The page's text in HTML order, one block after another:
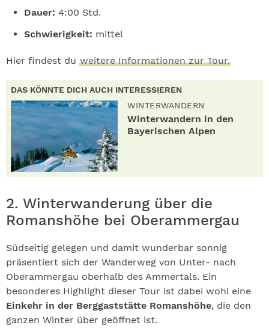
Dauer: 4:00 Std.
Schwierigkeit: mittel
Hier findest du weitere Informationen zur Tour.
DAS KÖNNTE DICH AUCH INTERESSIEREN
WINTERWANDERN
Winterwandern in den
Bayerischen Alpen
2. Winterwanderung über die
Romanshöhe bei Oberammergau
Südseitig gelegen und damit wunderbar sonnig
präsentiert sich der Wanderweg von Unter- nach
Oberammergau oberhalb des Ammertals. Ein
besonderes Highlight dieser Tour ist dabei wohl eine
Einkehr in der Berggaststätte Romanshöhe, die den
ganzen Winter über geöffnet ist.